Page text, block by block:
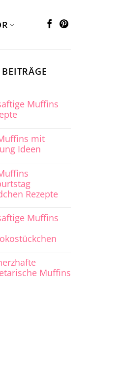
Muffins
mit
Ideen
Rezepte
Muffins
Muffins